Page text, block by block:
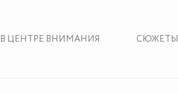
В ЦЕНТРЕ ВНИМАНИЯ СЮЖЕТЫ